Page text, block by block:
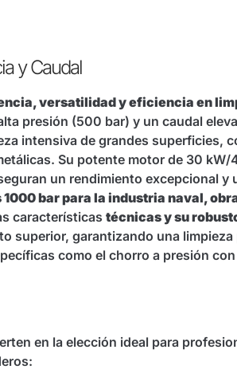
y Caudal
versatilidad y eficiencia en
presión (500 bar) y un caudal
intensiva de grandes superficies,
Su potente motor de 30 kW/
un rendimiento excepcional y
bar para la industria naval,
características técnicas y su
superior, garantizando una
como el chorro a presión con
en la elección ideal para